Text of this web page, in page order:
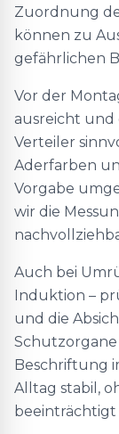
Zuordnung
können zu
gefährlichen
Vor der
ausreicht und
Verteiler
Aderfarben
Vorgabe
wir die
Auch bei
Induktion –
und die
Beschriftung
Alltag stabil,
beeinträchtigt